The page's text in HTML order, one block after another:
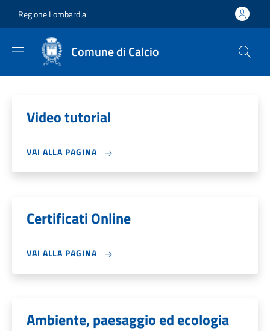
Regione Lombardia
Comune di Calcio
Video tutorial
VAI ALLA PAGINA
Certificati Online
VAI ALLA PAGINA
Ambiente, paesaggio ed ecologia